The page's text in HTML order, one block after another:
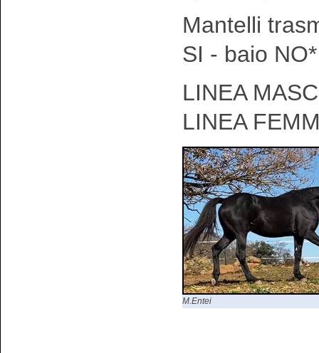
Mantelli
SI - baio
LINEA
LINEA
M.Entei